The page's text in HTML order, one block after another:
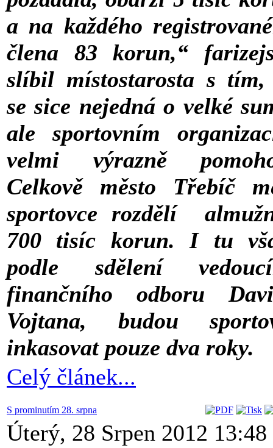
a na každého
člena 83 korun,“
slíbil místostarosta s tím,
se sice nejedná o velké
ale sportovním
velmi výrazně
Celkově město Třebíč
sportovce rozdělí
700 tisíc korun. I tu
podle sdělení
finančního odboru
Vojtana, budou
inkasovat pouze dva roky.
Celý článek...
S prominutím 28. srpna
Úterý, 28 Srpen 2012 13:48